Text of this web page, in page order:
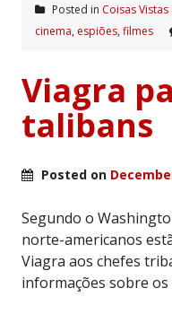
Posted in Coisas Vistas
cinema, espiões, filmes
Viagra
talibans
Posted on
Segundo o
norte-americanos
Viagra aos chefes
informações sobre os